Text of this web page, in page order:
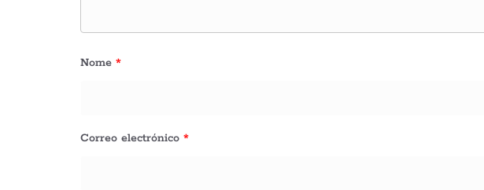
Nome *
Correo electrónico *